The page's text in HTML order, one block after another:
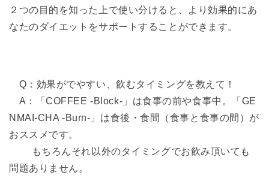
２つの目的を知った上で使い分けると、より効果的にあ
なたのダイエットをサポートすることができます。
Q：効果がでやすい、飲むタイミングを教えて！
A：「COFFEE -Block-」は食事の前や食事中。「GE
NMAI-CHA -Burn-」は食後・食間（食事と食事の間）が
おススメです。
もちろんそれ以外のタイミングでお飲み頂いても
問題ありません。